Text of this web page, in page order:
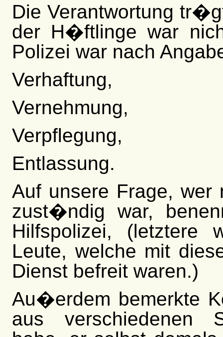
Die Verantwortung
der H�ftlinge war
Polizei war nach
Verhaftung,
Vernehmung,
Verpflegung,
Entlassung.
Auf unsere Frage,
zust�ndig war,
Hilfspolizei, (letztere
Leute, welche mit
Dienst befreit waren.)
Au�erdem bemerkte
aus verschiedenen